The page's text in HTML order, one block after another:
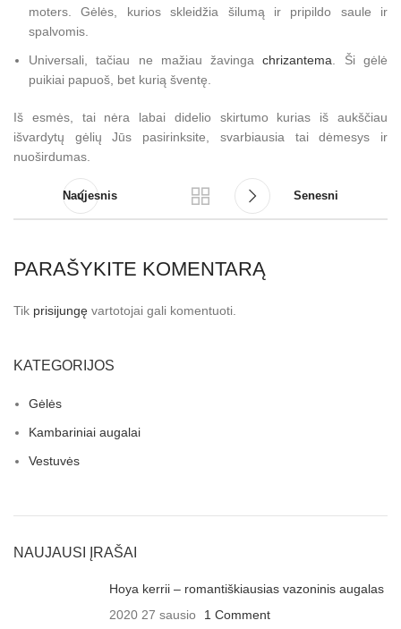
moters. Gėlės, kurios skleidžia šilumą ir pripildo saule ir
spalvomis.
Universali, tačiau ne mažiau žavingachrizantema . Ši gėlė
puikiai papuoš, bet kurią šventę.
Iš esmės, tai nėra labai didelio skirtumo kurias iš aukščiau
išvardytų gėlių Jūs pasirinksite, svarbiausia tai dėmesys ir
nuoširdumas.
Naujesnis Senesni
PARAŠYKITE KOMENTARĄ
Tik prisijungę vartotojai gali komentuoti.
KATEGORIJOS
Gėlės
Kambariniai augalai
Vestuvės
NAUJAUSI ĮRAŠAI
Hoya kerrii – romantiškiausias vazoninis augalas
2020 27 sausio
1 Comment